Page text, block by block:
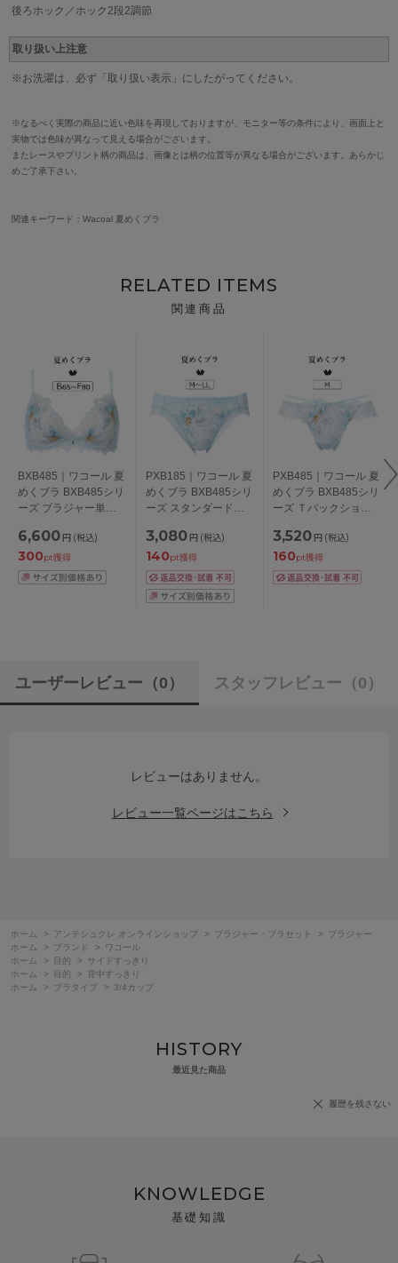
後ろホック／ホック2段2調節
取り扱い上注意
※お洗濯は、必ず「取り扱い表示」にしたがってください。
※なるべく実際の商品に近い色味を再現しておりますが、モニター等の条件により、画面上と
実物では色味が異なって見える場合がございます。
またレースやプリント柄の商品は、画像とは柄の位置等が異なる場合がございます。あらかじ
めご了承下さい。
関連キーワード：Wacoal 夏めくブラ
RELATED ITEMS
関連商品
BXB485｜ワコール 夏
めくブラ BXB485シリ
ーズ ブラジャー単品
ー65/70/75/80/85cm
6,600 円 (税込)
300pt獲得
PXB185｜ワコール 夏
めくブラ BXB485シリ
ーズ スタンダードシ
3,080 円 (税込)
140pt獲得
PXB485｜ワコール 夏
めくブラ BXB485シリ
ーズ Ｔバックショー
3,520 円 (税込)
160pt獲得
ユーザーレビュー （0） スタッフレビュー （0）
レビューはありません。
レビュー一覧ページはこちら
ホーム > アンテシュクレ オンラインショップ > ブラジャー・ブラセット >
ブラジャー
ホーム
> ブランド >
ワコール
ホーム
> 目的 >
サイドすっきり
ホーム
> 目的 >
背中すっきり
ホーム
> ブラタイプ > 3/4カップ
HISTORY
最近見た商品
履歴を残さない
KNOWLEDGE
基礎知識